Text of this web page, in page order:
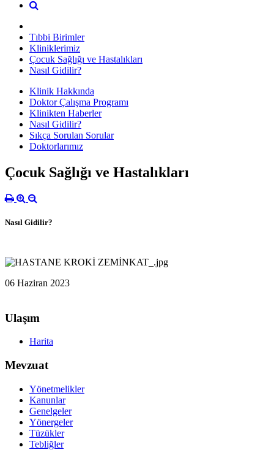
Tıbbi Birimler
Kliniklerimiz
Çocuk Sağlığı ve Hastalıkları
Nasıl Gidilir?
Klinik Hakkında
Doktor Çalışma Programı
Klinikten Haberler
Nasıl Gidilir?
Sıkça Sorulan Sorular
Doktorlarımız
Çocuk Sağlığı ve Hastalıkları
Nasıl Gidilir?
06 Haziran 2023
Ulaşım
Harita
Mevzuat
Yönetmelikler
Kanunlar
Genelgeler
Yönergeler
Tüzükler
Tebliğler